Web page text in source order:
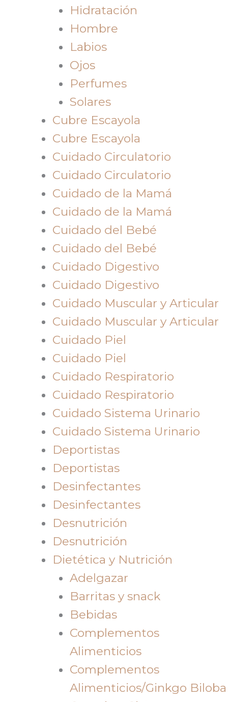
Hidratación
Hombre
Labios
Ojos
Perfumes
Solares
Cubre Escayola
Cubre Escayola
Cuidado Circulatorio
Cuidado Circulatorio
Cuidado de la Mamá
Cuidado de la Mamá
Cuidado del Bebé
Cuidado del Bebé
Cuidado Digestivo
Cuidado Digestivo
Cuidado Muscular y Articular
Cuidado Muscular y Articular
Cuidado Piel
Cuidado Piel
Cuidado Respiratorio
Cuidado Respiratorio
Cuidado Sistema Urinario
Cuidado Sistema Urinario
Deportistas
Deportistas
Desinfectantes
Desinfectantes
Desnutrición
Desnutrición
Dietética y Nutrición
Adelgazar
Barritas y snack
Bebidas
Complementos
Alimenticios
Complementos
Alimenticios/Ginkgo Biloba